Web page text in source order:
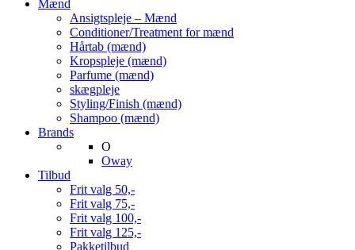
Mænd
Ansigtspleje – Mænd
Conditioner/Treatment for mænd
Hårtab (mænd)
Kropspleje (mænd)
Parfume (mænd)
skægpleje
Styling/Finish (mænd)
Shampoo (mænd)
Brands
O
Oway
Tilbud
Frit valg 50,-
Frit valg 75,-
Frit valg 100,-
Frit valg 125,-
Pakketilbud